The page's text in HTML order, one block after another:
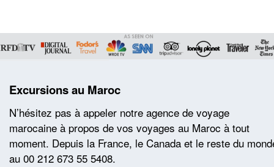
Excursions au Maroc
N’hésitez pas à appeler notre agence de voyage
marocaine à propos de vos voyages au Maroc à tout
moment. Depuis la France, le Canada et le reste du
au 00 212 673 55 5408.